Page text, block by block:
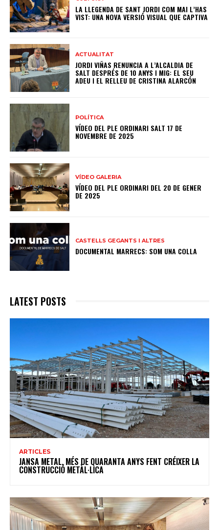
LA LLEGENDA DE SANT JORDI COM MAI L’HAS
VIST: UNA NOVA VERSIÓ VISUAL QUE CAPTIVA
ACTUALITAT
JORDI VIÑAS RENUNCIA A L’ALCALDIA DE
SALT DESPRÉS DE 10 ANYS I MIG: EL SEU
ADEU I EL RELLEU DE CRISTINA ALARCÓN
POLÍTICA
VÍDEO DEL PLE ORDINARI SALT 17 DE
NOVEMBRE DE 2025
VÍDEO GALERIA
VÍDEO DEL PLE ORDINARI DEL 20 DE GENER
DE 2025
CASTELLS GEGANTS I ALTRES
DOCUMENTAL MARRECS: SOM UNA COLLA
LATEST POSTS
ARTICLES
JANSA METAL, MÉS DE QUARANTA ANYS FENT CRÉIXER LA
CONSTRUCCIÓ METÀL·LICA